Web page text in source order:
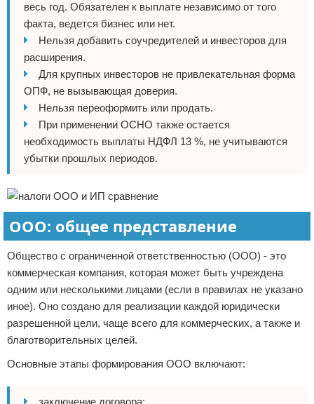
весь год. Обязателен к выплате независимо от того
факта, ведется бизнес или нет.
Нельзя добавить соучредителей и инвесторов для
расширения.
Для крупных инвесторов не привлекательная форма
ОПФ, не вызывающая доверия.
Нельзя переоформить или продать.
При применении ОСНО также остается
необходимость выплаты НДФЛ 13 %, не учитываются
убытки прошлых периодов.
ООО: общее представление
Общество с ограниченной ответственностью (ООО) - это
коммерческая компания, которая может быть учреждена
одним или несколькими лицами (если в правилах не указано
иное). Оно создано для реализации каждой юридически
разрешенной цели, чаще всего для коммерческих, а также и
благотворительных целей.
Основные этапы формирования ООО включают:
заключение договора;